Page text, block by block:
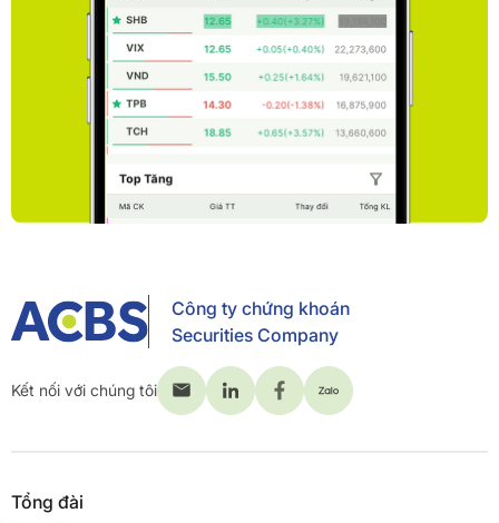
Công ty chứng khoán
Securities Company
Kết nối với chúng tôi
Tổng đài